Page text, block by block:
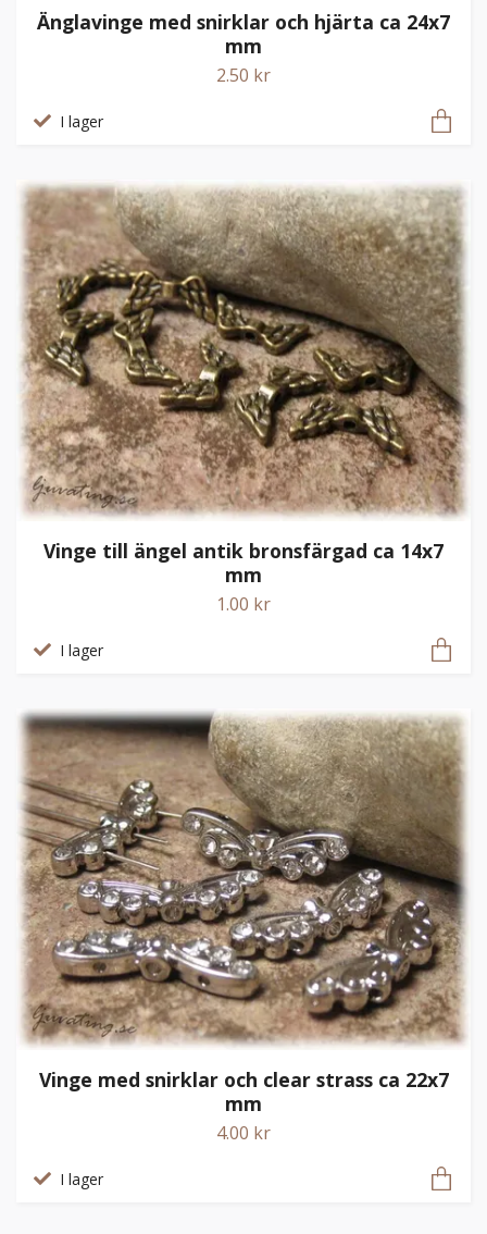
Änglavinge med snirklar och hjärta ca 24x7
mm
2.50 kr
I lager
Vinge till ängel antik bronsfärgad ca 14x7
mm
1.00 kr
I lager
Vinge med snirklar och clear strass ca 22x7
mm
4.00 kr
I lager